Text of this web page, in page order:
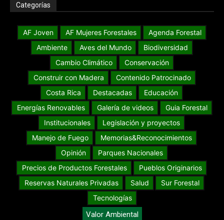
Categorías
AF Joven AF Mujeres Forestales
Agenda Forestal
Ambiente
Aves del Mundo
Biodiversidad
Cambio Climático
Conservación
Construir con Madera
Contenido Patrocinado
Costa Rica
Destacadas
Educación
Energías Renovables
Galería de videos
Guia Forestal
Institucionales
Legislación y proyectos
Manejo de Fuego
Memorias&Reconocimientos
Opinión
Parques Nacionales
Precios de Productos Forestales
Pueblos Originarios
Reservas Naturales Privadas
Salud
Sur Forestal
Tecnologías
Valor Ambiental